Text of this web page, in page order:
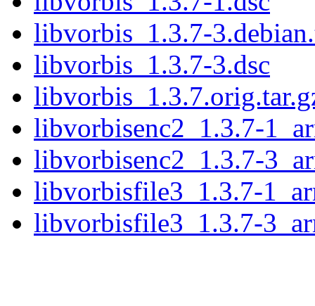
libvorbis_1.3.7-
libvorbis_1.3.7-3.dsc
libvorbisenc2_1.3.7-
libvorbisenc2_1.3.7-
libvorbisfile3_1.3.7-
libvorbisfile3_1.3.7-